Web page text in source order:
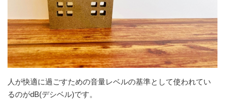
人が快適に過ごすための音量レベルの基準として使われてい
るのがdB(デシベル)です。